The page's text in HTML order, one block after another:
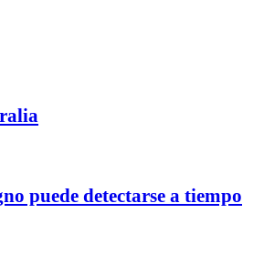
puede detectarse a tiempo